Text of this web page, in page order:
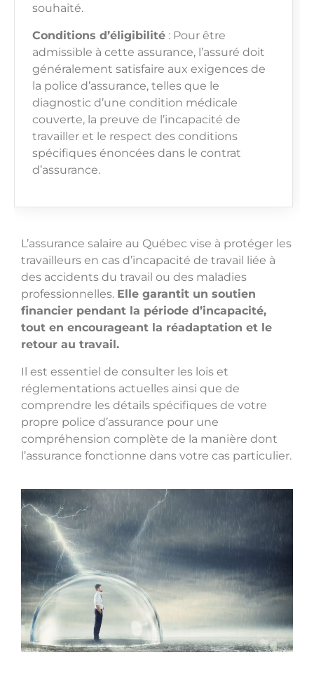
souhaité.
Conditions d’éligibilité : Pour être
admissible à cette assurance, l’assuré doit
généralement satisfaire aux exigences de
la police d’assurance, telles que le
diagnostic d’une condition médicale
couverte, la preuve de l’incapacité de
travailler et le respect des conditions
spécifiques énoncées dans le contrat
d’assurance.
L’assurance salaire au Québec vise à protéger les
travailleurs en cas d’incapacité de travail liée à
des accidents du travail ou des maladies
professionnelles. Elle garantit un soutien
financier pendant la période d’incapacité,
tout en encourageant la réadaptation et le
retour au travail.
Il est essentiel de consulter les lois et
réglementations actuelles ainsi que de
comprendre les détails spécifiques de votre
propre police d’assurance pour une
compréhension complète de la manière dont
l’assurance fonctionne dans votre cas particulier.